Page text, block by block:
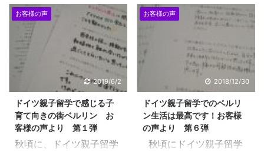
きました、お客様のアン
ケート、第２弾をお届け
いたします。 ドイツの生
活では、ほどほどのサー
ビスですが、効率が良
い、かえって余裕があ
る・・とおっしゃられて
いる点に注目です！ Yさ
まからは、ブログの掲載
の許可、手書きで書いた
長の3年の滞在許可証
（ビザ）取得をされて、
テグラツイオンコース、
BAMF制度も受け取られ
ました！ 祝、おめでとう
ございます！ （BAMF
制度を受け取れるかどう
かは、外国人局の担当官
の采配によりますので、
ご注意ください。） 着実
お客様の声
2019/6/2
ドイツ親子留学で感じる子
育て向きの街ベルリン お
客様の声より 第１弾
秋頃に、ドイツ親子留学
お客様の声
2018/12/30
ドイツ親子留学でのベルリ
ン生活は最高です！お客様
の声より 第６弾
秋頃にドイツ親子留学